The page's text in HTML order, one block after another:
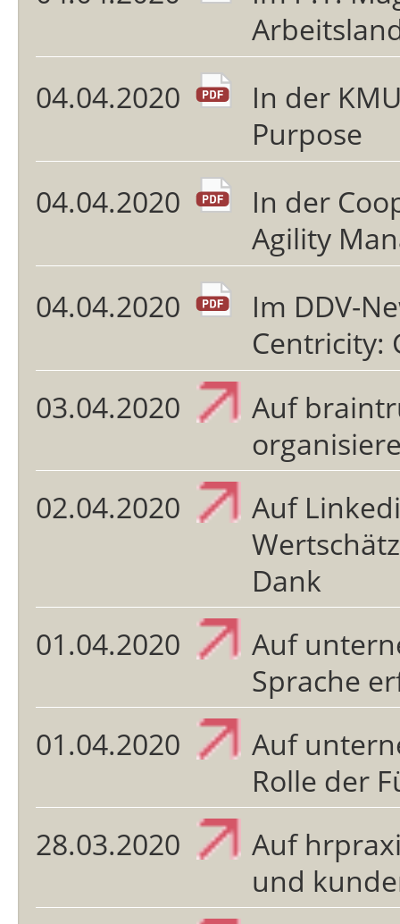
04.04.2020
In der
Purpose
04.04.2020
In der
Agility
04.04.2020
Im DDV-
Centricity:
03.04.2020
Auf
02.04.2020
Auf
Dank
01.04.2020
Auf
Sprache
01.04.2020
Auf
Rolle der
28.03.2020
Auf
und